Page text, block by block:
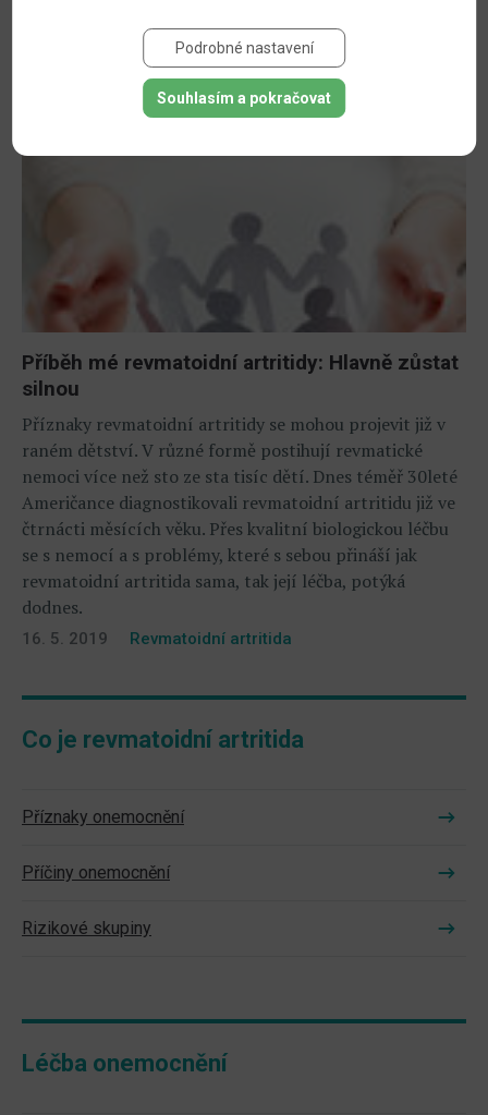
závažného postižení kloubů však nemusí být tato
opatření dostačující a přichází na řadu ruka chirurga.
Revmatoidní artritida
Příběh mé revmatoidní artritidy: Hlavně zůstat
silnou
Příznaky revmatoidní artritidy se mohou projevit již v
raném dětství. V různé formě postihují revmatické
nemoci více než sto ze sta tisíc dětí. Dnes téměř 30leté
Američance diagnostikovali revmatoidní artritidu již ve
čtrnácti měsících věku. Přes kvalitní biologickou léčbu
se s nemocí a s problémy, které s sebou přináší jak
revmatoidní artritida sama, tak její léčba, potýká
dodnes.
16. 5. 2019 Revmatoidní artritida
Co je revmatoidní artritida
Příznaky onemocnění
Příčiny onemocnění
Rizikové skupiny
Léčba onemocnění
Podrobné nastavení
Souhlasím a pokračovat